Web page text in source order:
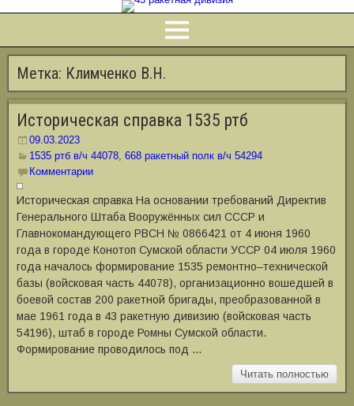
Метка: Климченко В.Н.
Историческая справка 1535 ртб
09.03.2023
1535 ртб в/ч 44078, 668 ракетный полк в/ч 54294
Комментарии
Историческая справка На основании требований Директив
Генерального Штаба Вооружённых сил СССР и
Главнокомандующего РВСН № 0866421 от 4 июня 1960
года в городе Конотоп Сумской области УССР 04 июля 1960
года началось формирование 1535 ремонтно‒технической
базы (войсковая часть 44078), организационно вошедшей в
боевой состав 200 ракетной бригады, преобразованной в
мае 1961 года в 43 ракетную дивизию (войсковая часть
54196), штаб в городе Ромны Сумской области.
Формирование проводилось под …
Читать полностью